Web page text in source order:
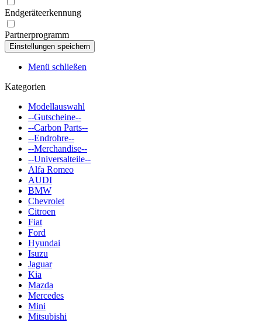
Endgeräteerkennung
Partnerprogramm
Menü schließen
Kategorien
Modellauswahl
--Gutscheine--
--Carbon Parts--
--Endrohre--
--Merchandise--
--Universalteile--
Alfa Romeo
AUDI
BMW
Chevrolet
Citroen
Fiat
Ford
Hyundai
Isuzu
Jaguar
Kia
Mazda
Mercedes
Mini
Mitsubishi